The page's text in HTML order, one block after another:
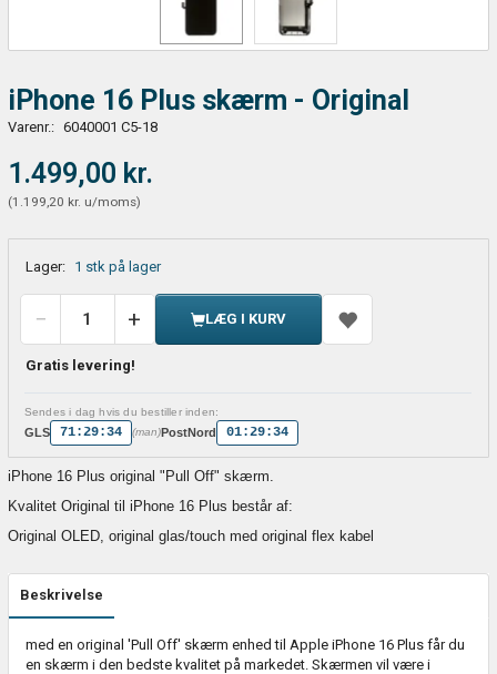
iPhone 16 Plus skærm - Original
Varenr.: 6040001 C5-18
1.499,00 kr.
(1.199,20 kr. u/moms)
Lager: 1 stk på lager
LÆG I KURV
Gratis levering!
Sendes i dag hvis du bestiller inden:
GLS 71:29:34 (man)PostNord 01:29:34
iPhone 16 Plus original "Pull Off" skærm.
Kvalitet Original til iPhone 16 Plus består af:
Original OLED, original glas/touch med original flex kabel
Beskrivelse
med en original 'Pull Off' skærm enhed til Apple iPhone 16 Plus får du
en skærm i den bedste kvalitet på markedet. Skærmen vil være i